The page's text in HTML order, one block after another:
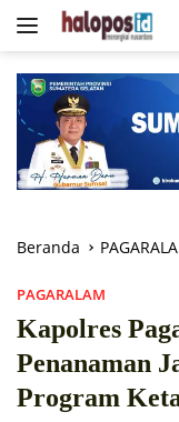
Langsung
Beranda
PAGARALAM
Kapolres
Penanaman
Program